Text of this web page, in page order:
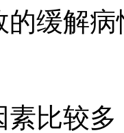
的缓解病
比较